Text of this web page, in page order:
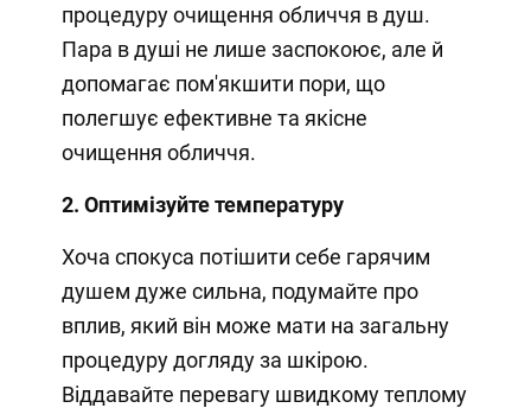
процедуру очищення обличчя в душ.
Пара в душі не лише заспокоює, але й
допомагає пом'якшити пори, що
полегшує ефективне та якісне
очищення обличчя.
2. Оптимізуйте температуру
Хоча спокуса потішити себе гарячим
душем дуже сильна, подумайте про
вплив, який він може мати на загальну
процедуру догляду за шкірою.
Віддавайте перевагу швидкому теплому